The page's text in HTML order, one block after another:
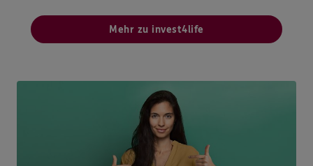
Mehr zu invest4life